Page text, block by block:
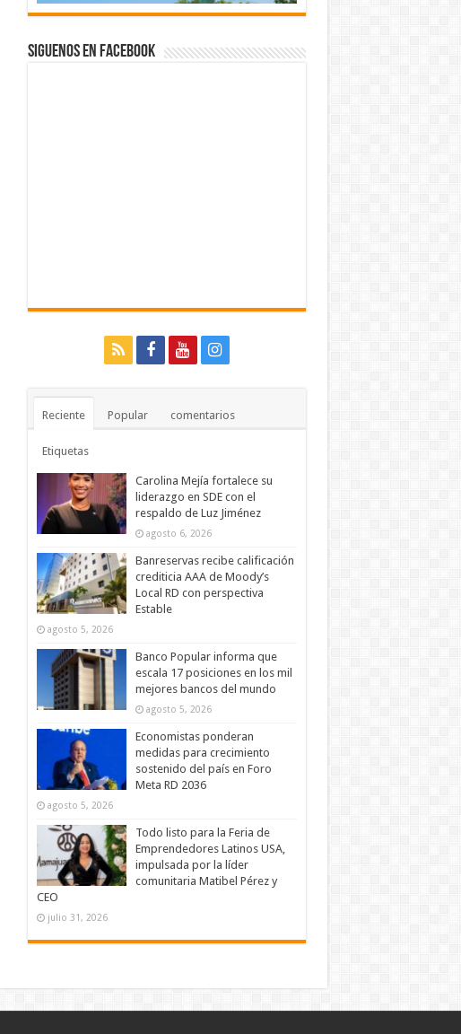
Siguenos en Facebook
Reciente Popular comentarios
Etiquetas
Carolina Mejía fortalece su
liderazgo en SDE con el
respaldo de Luz Jiménez
agosto 6, 2026
Banreservas recibe calificación
crediticia AAA de Moody’s
Local RD con perspectiva
Estable
agosto 5, 2026
Banco Popular informa que
escala 17 posiciones en los mil
mejores bancos del mundo
agosto 5, 2026
Economistas ponderan
medidas para crecimiento
sostenido del país en Foro
Meta RD 2036
agosto 5, 2026
Todo listo para la Feria de
Emprendedores Latinos USA,
impulsada por la líder
comunitaria Matibel Pérez y
CEO
julio 31, 2026